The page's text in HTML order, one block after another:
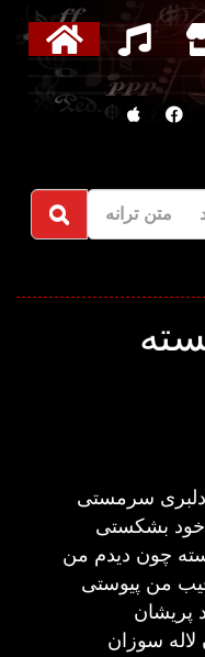
متن ترانه
دلبری سرمستی
خود بشکستی
چون دیدم من
من پیوستی
پریشان
سوزان